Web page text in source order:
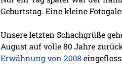
Geburtstag. Eine kleine
Unsere letzten Schachgrüße
August auf volle 80 Jahre
Erwähnung von 2008